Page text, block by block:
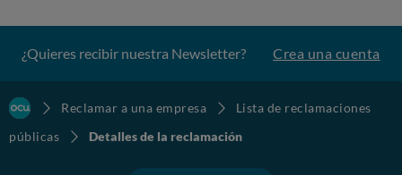
¿Quieres recibir nuestra Newsletter? Crea una cuenta
Reclamar a una empresa
Lista de reclamaciones
públicas
Detalles de la reclamación